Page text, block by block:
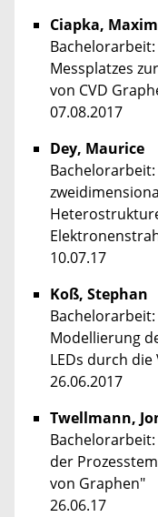
Ciapka,
Messplatzes
von CVD
07.08.2017
Dey, Maurice
10.07.17
Koß, Stephan
Modellierung
LEDs durch
26.06.2017
Twellmann,
der
von Graphen"
26.06.17